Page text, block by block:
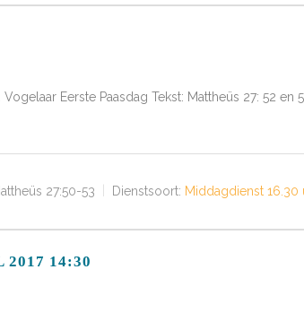
Eerste Paasdag Tekst: Mattheüs 27: 52
27:50-53 Dienstsoort: Middagdienst 16.30
2017 14:30